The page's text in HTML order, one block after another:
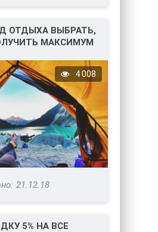
ОТДЫХА ВЫБРАТЬ,
МАКСИМУМ
4 008
21.12.18
5% НА ВСЕ